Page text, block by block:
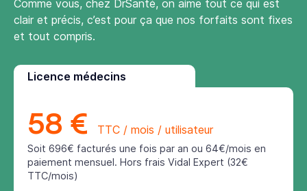
Comme vous, chez DrSanté, on aime tout ce qui est
clair et précis, c’est pour ça que nos forfaits sont fixes
et tout compris.
Licence médecins
58 € TTC / mois / utilisateur
Soit 696€ facturés une fois par an ou 64€/mois en
paiement mensuel. Hors frais Vidal Expert (32€
TTC/mois)